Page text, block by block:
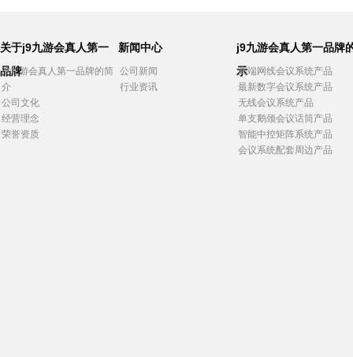
关于j9九游会真人第一
品牌
j9九游会真人第一品牌的简
介
公司文化
经营理念
荣誉资质
新闻中心
公司新闻
行业资讯
j9九游会真人第一品牌
示
高端网线会议系统产品
最新数字会议系统产品
无线会议系统产品
单支鹅颈会议话筒产品
智能中控矩阵系统产品
会议系统配套周边产品